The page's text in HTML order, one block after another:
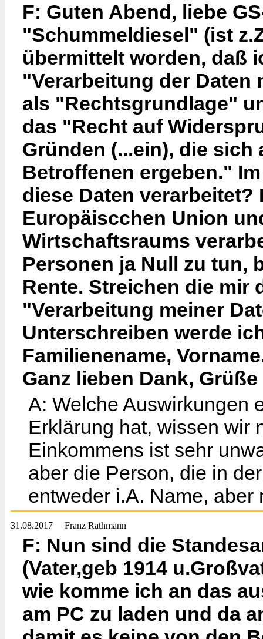
F: Guten Abend, liebe
"Schummeldiesel" (ist
übermittelt worden, daß
"Verarbeitung der Daten
als "Rechtsgrundlage"
das "Recht auf
Gründen (...ein), die
Betroffenen ergeben."
diese Daten verarbeitet?
Europäiscchen Union
Wirtschaftsraums
Personen ja Null zu tun,
Rente. Streichen die mir
"Verarbeitung meiner
Unterschreiben werde
Familienename,
Ganz lieben Dank,
A: Welche Auswirkungen
Erklärung hat, wissen wir
Einkommens ist sehr
aber die Person, die in
entweder i.A. Name,
31.08.2017 Franz Rathmann
F: Nun sind die
(Vater,geb 1914
wie komme ich an das
am PC zu laden und da